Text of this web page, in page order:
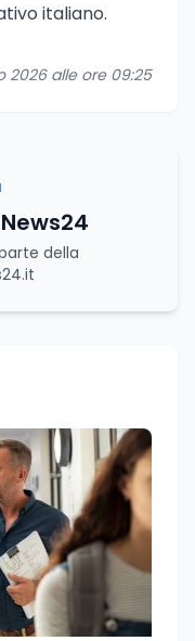
italiano.
2026 alle ore 09:25
della